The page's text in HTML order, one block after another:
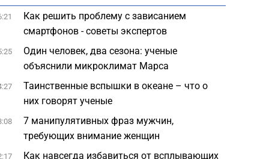
Как решить проблему с зависанием
смартфонов - советы экспертов
Один человек, два сезона: ученые
объяснили микроклимат Марса
Таинственные вспышки в океане – что о
них говорят ученые
7 манипулятивных фраз мужчин,
требующих внимание женщин
Как навсегда избавиться от всплывающих